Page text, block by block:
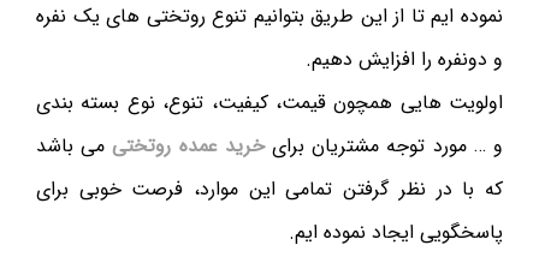
نموده ایم تا از این طریق بتوانیم تنوع روتختی های یک نفره
و دونفره را افزایش دهیم.
اولویت هایی همچون قیمت، کیفیت، تنوع، نوع بسته بندی
و … مورد توجه مشتریان برایخرید عمده روتختیمی باشد
که با در نظر گرفتن تمامی این موارد، فرصت خوبی برای
پاسخگویی ایجاد نموده ایم.